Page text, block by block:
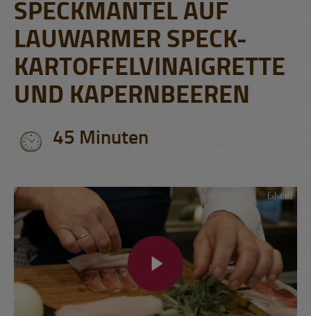
SPECKMANTEL AUF
LAUWARMER SPECK-
KARTOFFELVINAIGRETTE
UND KAPERNBEEREN
45 Minuten